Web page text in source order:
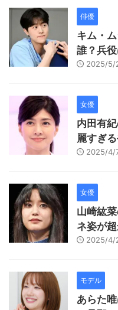
俳優
キム・
誰？兵
2025/5/
女優
内田有
麗すぎ
2025/4/
女優
山崎紘
ネ姿が
2025/4/
モデル
あらた